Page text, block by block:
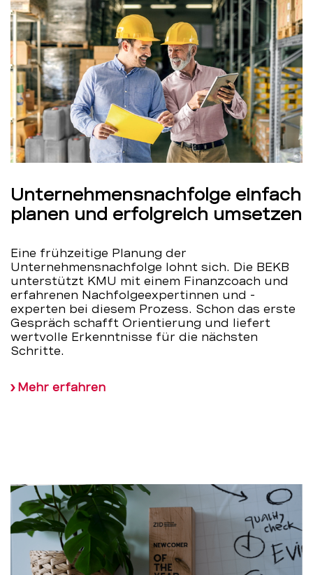
Unternehmensnachfolge einfach
planen und erfolgreich umsetzen
Eine frühzeitige Planung der
Unternehmensnachfolge lohnt sich. Die BEKB
unterstützt KMU mit einem Finanzcoach und
erfahrenen Nachfolgeexpertinnen und -
experten bei diesem Prozess. Schon das erste
Gespräch schafft Orientierung und liefert
wertvolle Erkenntnisse für die nächsten
Schritte.
Mehr erfahren